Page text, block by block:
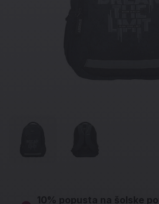
10% popusta na šolske